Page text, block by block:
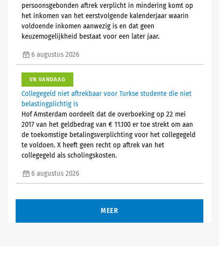
persoonsgebonden aftrek verplicht in mindering komt op
het inkomen van het eerstvolgende kalenderjaar waarin
voldoende inkomen aanwezig is en dat geen
keuzemogelijkheid bestaat voor een later jaar.
6 augustus 2026
VN VANDAAG
Collegegeld niet aftrekbaar voor Turkse studente die niet
belastingplichtig is
Hof Amsterdam oordeelt dat de overboeking op 22 mei
2017 van het geldbedrag van € 11.100 er toe strekt om aan
de toekomstige betalingsverplichting voor het collegegeld
te voldoen. X heeft geen recht op aftrek van het
collegegeld als scholingskosten.
6 augustus 2026
MEER